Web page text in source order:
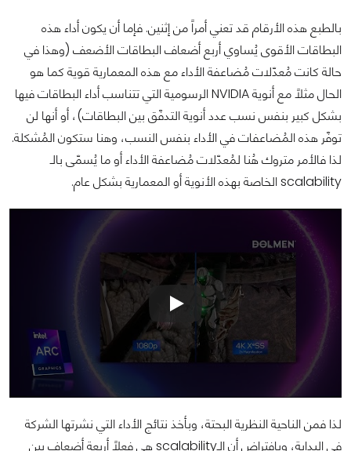
بالطبع هذه الأرقام قد تعني أمراً من إثنين. فإما أن يكون أداء هذه
البطاقات الأقوى يُساوي أربع أضعاف البطاقات الأضعف (وهذا في
حالة كانت مُعدّلات مُضاعفة الأداء مع هذه المعمارية قوية كما هو
الحال مثلاً مع أنوية NVIDIA الرسومية التي تتناسب أداء البطاقات فيها
بشكل كبير بنفس نسب عدد أنوية التدفّق بين البطاقات)، أو أنها لن
توفّر هذه المُضاعفات في الأداء بنفس النسب، وهنا ستكون المُشكلة.
لذا فالأمر متروك هُنا لمُعدّلات مُضاعفة الأداء أو ما يُسمّى بالـ
scalability الخاصة بهذه الأنوية أو المعمارية بشكل عام.
لذا فمن الناحية النظرية البحتة، وبأخذ نتائج الأداء التي نشرتها الشركة
في البداية، وبإفتراض أن الـscalability هي فعلاً أربعة أضعاف بين